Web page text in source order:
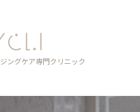
ングケア専門クリニック